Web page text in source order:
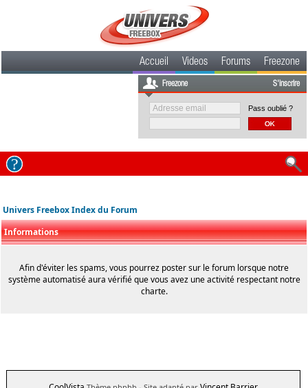
Accueil Videos Forums Freezone
Freezone S'inscrire
Pass oublié ?
Univers Freebox Index du Forum
Informations
Afin d'éviter les spams, vous pourrez poster sur le forum lorsque notre
système automatisé aura vérifié que vous avez une activité respectant notre
charte.